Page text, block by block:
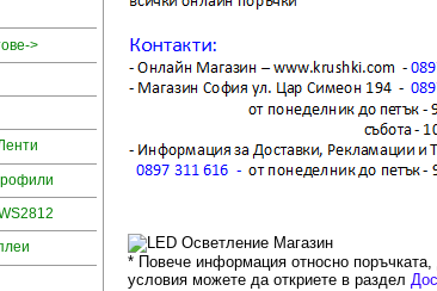
>
* Повече информация относно поръчката,
условия можете да откриете в раздел